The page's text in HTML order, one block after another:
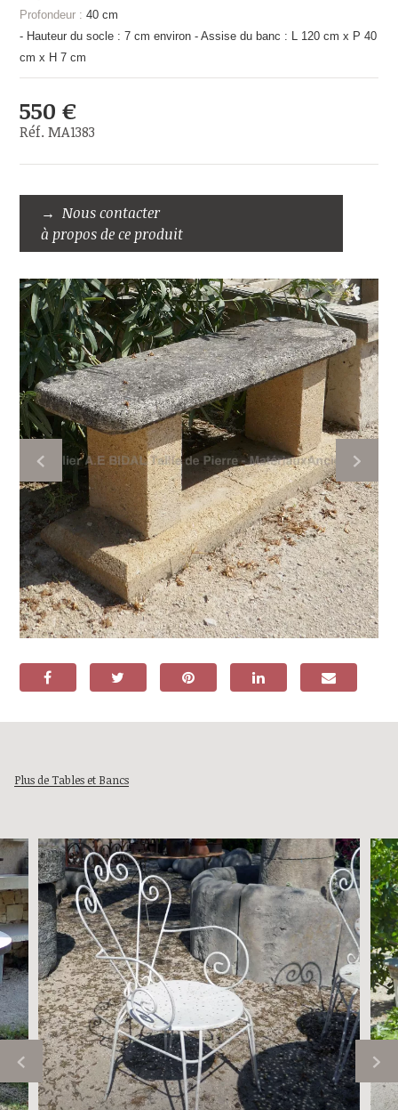
Profondeur : 40 cm
- Hauteur du socle : 7 cm environ - Assise du banc : L 120 cm x P 40
cm x H 7 cm
550 €
Réf. MA1383
Nous contacter
à propos de ce produit
Plus de Tables et Bancs